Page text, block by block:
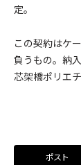
定。
この契約はケ
負うもの。納
芯架橋ポリエ
ポスト